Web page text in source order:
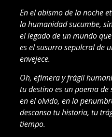
En el abismo de la noche
la humanidad sucumbe,
el legado de un mundo
es el susurro sepulcral de
envejece.
Oh, efímera y frágil
tu destino es un poema de
en el olvido, en la
descansa tu historia, tu
tiempo.